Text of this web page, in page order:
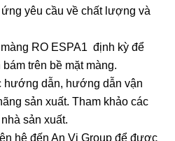
yêu cầu về chất lượng và
RO ESPA1 định kỳ để
trên bề mặt màng.
hướng dẫn, hướng dẫn vận
sản xuất. Tham khảo các
sản xuất.
hệ đến An Vi Group để được